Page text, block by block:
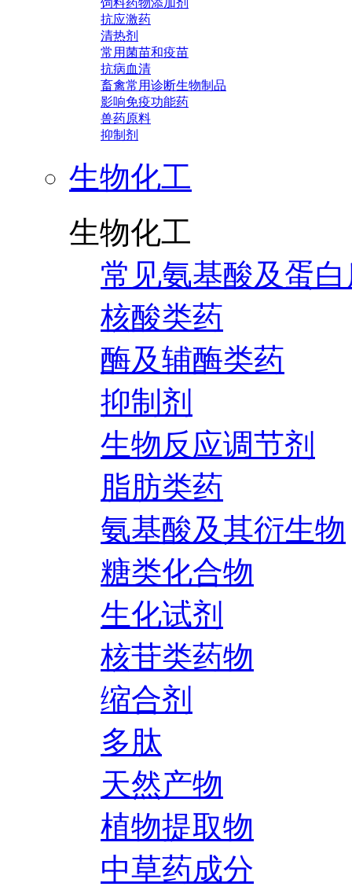
饲料药物添加剂
抗应激药
清热剂
常用菌苗和疫苗
抗病血清
畜禽常用诊断生物制品
影响免疫功能药
兽药原料
抑制剂
生物化工
生物化工
常见氨基酸及蛋
核酸类药
酶及辅酶类药
抑制剂
生物反应调节剂
脂肪类药
氨基酸及其衍生物
糖类化合物
生化试剂
核苷类药物
缩合剂
多肽
天然产物
植物提取物
中草药成分